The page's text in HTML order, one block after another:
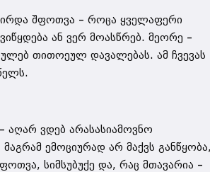
შფოთვა – როცა ყველაფერი
ან ვერ მოასწრებ. მეორე –
თითოეულ დავალებას. ამ ჩვევას
აღარ ვდებ არასასიამოვნო
ემოციურად არ მაქვს
სიმსუბუქე და, რაც მთავარია –